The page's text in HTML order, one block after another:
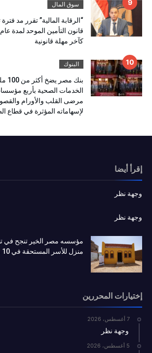
سوق المال
“الرقابة المالية” تقرر مد
كآخر مهلة قانونية
البنوك
بنك
الخدمات الصحية بأربع
مرضى القلب والأورام
لإسهاماته المؤثرة في قطاع
إقرأ أيضا
وجهة نظر
وجهة نظر
مؤسسه مصر الخير تنجح في
منزل للأسر المستحقة في 10 محافظات
إختيارات المحررين
7 أغسطس، 2026
وجهة نظر
5 أغسطس، 2026